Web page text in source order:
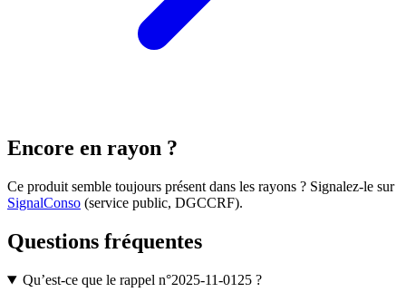
Encore en rayon ?
Ce produit semble toujours présent dans les rayons ? Signalez-le sur
SignalConso (service public, DGCCRF).
Questions fréquentes
Qu’est-ce que le rappel n°2025-11-0125 ?